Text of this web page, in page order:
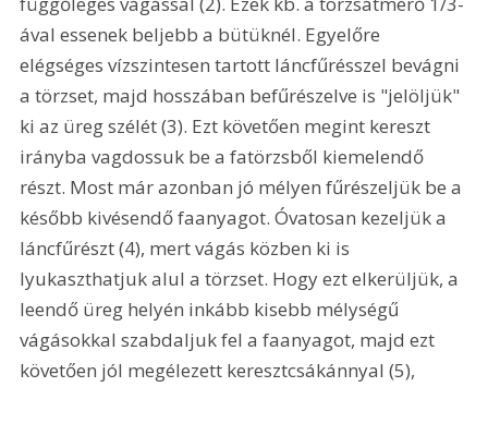
ával essenek beljebb a bütüknél. Egyelőre
elégséges vízszintesen tartott láncfűrésszel bevágni
a törzset, majd hosszában befűrészelve is "jelöljük"
ki az üreg szélét (3). Ezt követően megint kereszt
irányba vagdossuk be a fatörzsből kiemelendő
részt. Most már azonban jó mélyen fűrészeljük be a
később kivésendő faanyagot. Óvatosan kezeljük a
láncfűrészt (4), mert vágás közben ki is
lyukaszthatjuk alul a törzset. Hogy ezt elkerüljük, a
leendő üreg helyén inkább kisebb mélységű
vágásokkal szabdaljuk fel a faanyagot, majd ezt
követően jól megélezett keresztcsákánnyal (5),